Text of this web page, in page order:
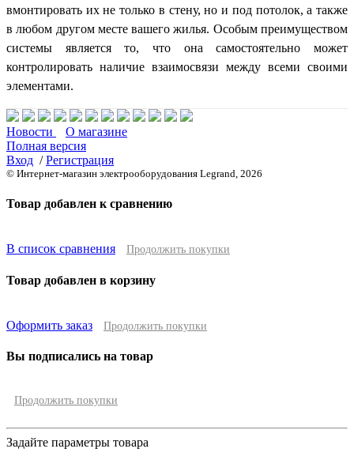
вмонтировать их не только в стену, но и под потолок, а также
в любом другом месте вашего жилья. Особым преимуществом
системы является то, что она самостоятельно может
контролировать наличие взаимосвязи между всеми своими
элементами.
Новости
О магазине
Полная версия
Вход /Регистрация
© Интернет-магазин электрооборудования Legrand, 2026
Товар добавлен к сравнению
В список сравнения Продолжить покупки
Товар добавлен в корзину
Оформить заказ Продолжить покупки
Вы подписались на товар
Продолжить покупки
Задайте параметры товара